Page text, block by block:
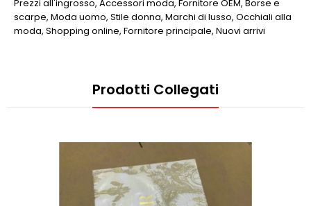
Prezzi all'ingrosso, Accessori moda, Fornitore OEM, Borse e
scarpe, Moda uomo, Stile donna, Marchi di lusso, Occhiali alla
moda, Shopping online, Fornitore principale, Nuovi arrivi
Prodotti Collegati